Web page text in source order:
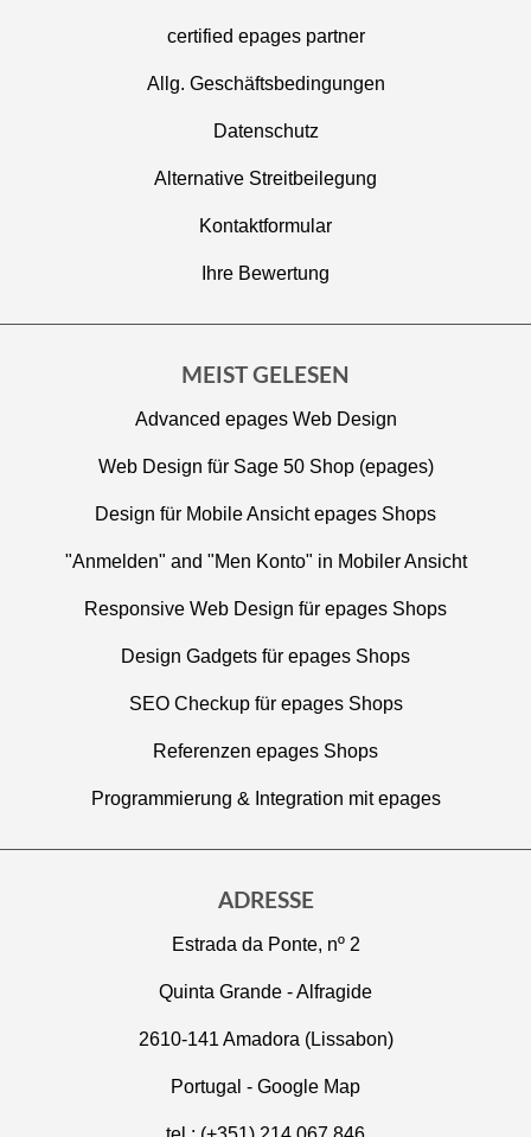
certified epages partner
Allg. Geschäftsbedingungen
Datenschutz
Alternative Streitbeilegung
Kontaktformular
Ihre Bewertung
MEIST GELESEN
Advanced epages Web Design
Web Design für Sage 50 Shop (epages)
Design für Mobile Ansicht epages Shops
"Anmelden" and "Men Konto" in Mobiler Ansicht
Responsive Web Design für epages Shops
Design Gadgets für epages Shops
SEO Checkup für epages Shops
Referenzen epages Shops
Programmierung & Integration mit epages
ADRESSE
Estrada da Ponte, nº 2
Quinta Grande - Alfragide
2610-141 Amadora (Lissabon)
Portugal - Google Map